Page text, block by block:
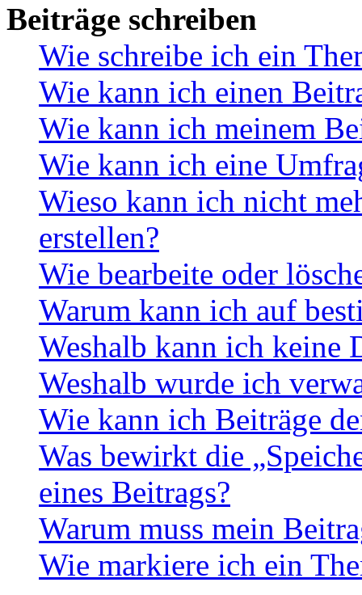
Beiträge schreiben
Wie schreibe ich ein
Wie kann ich einen
Wie kann ich meinem
Wie kann ich eine
Wieso kann ich nicht
erstellen?
Wie bearbeite oder
Warum kann ich auf
Weshalb kann ich keine
Weshalb wurde ich
Wie kann ich Beiträge
Was bewirkt die
eines Beitrags?
Warum muss mein
Wie markiere ich ein